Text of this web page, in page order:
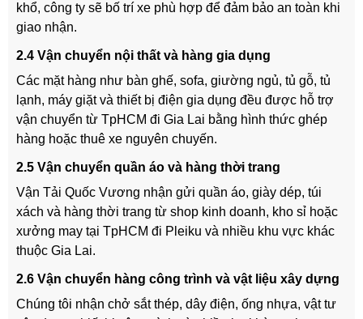
khổ, công ty sẽ bố trí xe phù hợp để đảm bảo an toàn khi
giao nhận.
2.4 Vận chuyển nội thất và hàng gia dụng
Các mặt hàng như bàn ghế, sofa, giường ngủ, tủ gỗ, tủ
lạnh, máy giặt và thiết bị điện gia dụng đều được hỗ trợ
vận chuyển từ TpHCM đi Gia Lai bằng hình thức ghép
hàng hoặc thuê xe nguyên chuyến.
2.5 Vận chuyển quần áo và hàng thời trang
Vận Tải Quốc Vương nhận gửi quần áo, giày dép, túi
xách và hàng thời trang từ shop kinh doanh, kho sỉ hoặc
xưởng may tại TpHCM đi Pleiku và nhiều khu vực khác
thuộc Gia Lai.
2.6 Vận chuyển hàng công trình và vật liệu xây dựng
Chúng tôi nhận chở sắt thép, dây điện, ống nhựa, vật tư